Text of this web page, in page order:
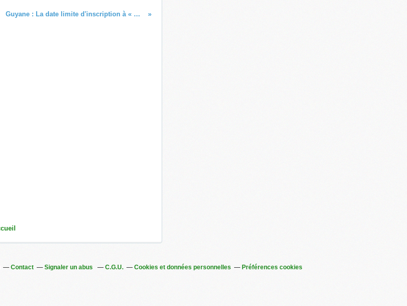
Guyane : La date limite d'inscription à « Mo Pitch 2021 » a été repoussée !
Contact Signaler un abus C.G.U. Cookies et données personnelles Préférences cookies